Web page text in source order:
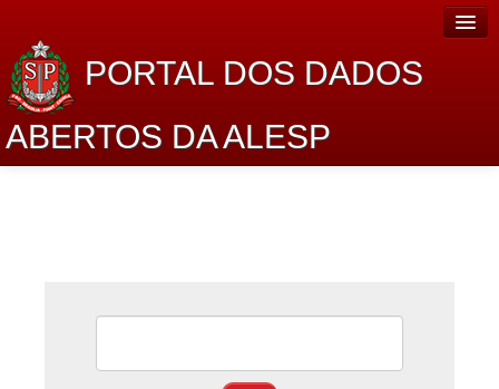
PORTAL DOS DADOS
ABERTOS DA ALESP
Lei de Acesso à Informação